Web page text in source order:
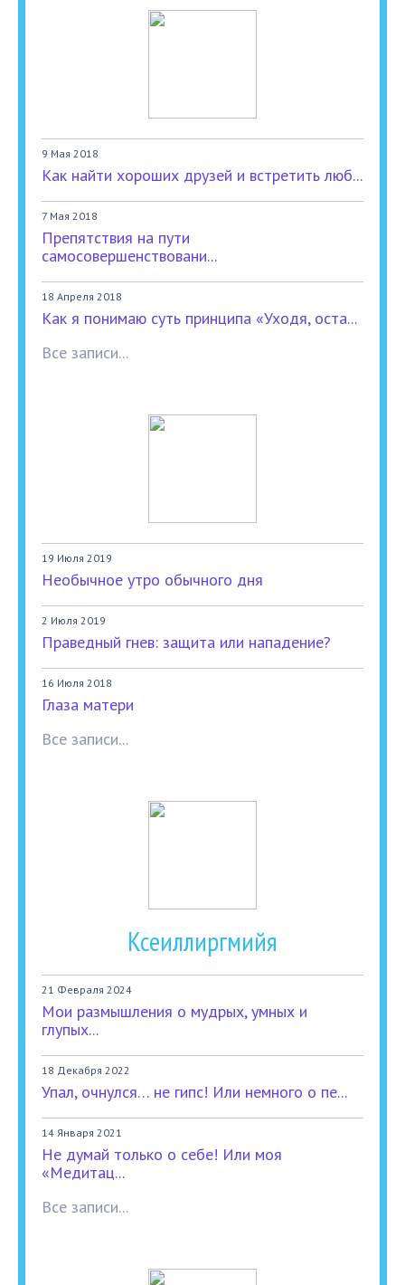
9 Мая 2018
Как найти хороших друзей и встретить люб...
7 Мая 2018
Препятствия на пути
самосовершенствовани...
18 Апреля 2018
Как я понимаю суть принципа «Уходя, оста...
Все записи...
19 Июля 2019
Необычное утро обычного дня
2 Июля 2019
Праведный гнев: защита или нападение?
16 Июля 2018
Глаза матери
Все записи...
Ксеиллиргмийя
21 Февраля 2024
Мои размышления о мудрых, умных и
глупых...
18 Декабря 2022
Упал, очнулся… не гипс! Или немного о пе...
14 Января 2021
Не думай только о себе! Или моя
«Медитац...
Все записи...